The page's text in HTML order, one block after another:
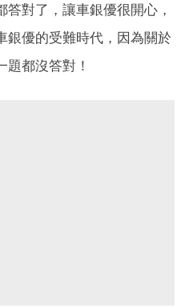
對了，讓車銀優很開心，
銀優的受難時代，因為關於
都沒答對！